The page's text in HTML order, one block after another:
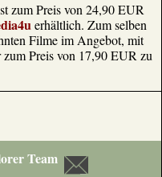
zum Preis von 24,90 EUR
erhältlich. Zum selben
Filme im Angebot, mit
Preis von 17,90 EUR zu
Team